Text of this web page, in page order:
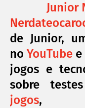
Junior
de Junior,
no YouTube e
jogos e
sobre
jogos